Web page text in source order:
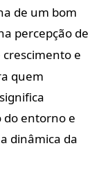
de um bom
percepção de
crescimento e
quem
entorno e
dinâmica da